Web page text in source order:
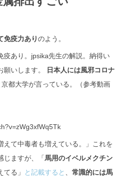
免疫力ありのよう。
疫あり。jpsika先生の解説。納得い
願いします。
日本人には風邪コロナ
京都大学が言っている。（参考動画
えて中毒者も増えている。」これを
じますが、「馬用のイベルメクチン
る」 と記載すると 、 常識的には馬